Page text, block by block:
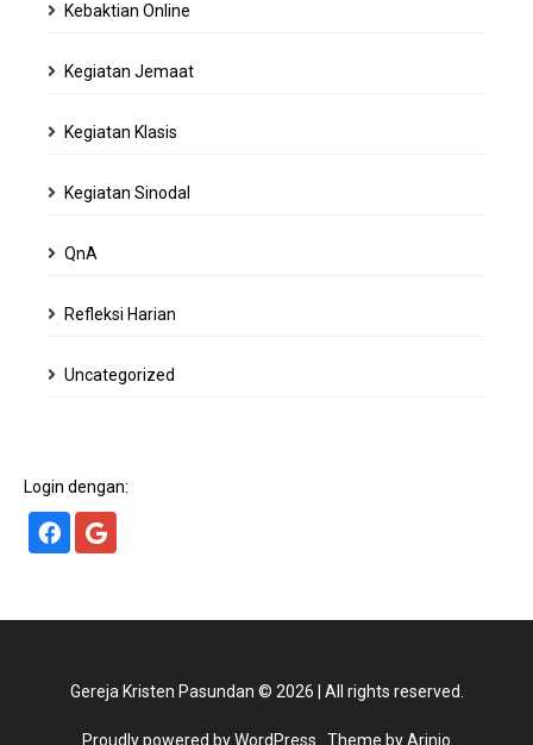
Kebaktian Online
Kegiatan Jemaat
Kegiatan Klasis
Kegiatan Sinodal
QnA
Refleksi Harian
Uncategorized
Login dengan:
Gereja Kristen Pasundan © 2026 All rights reserved.
Proudly powered by WordPress . Theme by Arinio